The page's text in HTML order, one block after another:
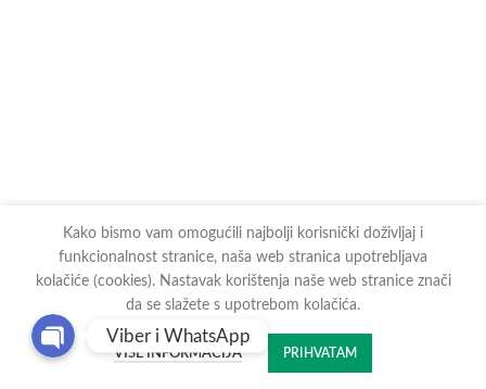
Kako bismo vam omogućili najbolji korisnički doživljaj i
funkcionalnost stranice, naša web stranica upotrebljava
kolačiće (cookies). Nastavak korištenja naše web stranice znači
da se slažete s upotrebom kolačića.
VIŠE INFORMACIJA PRIHVATAM
Viber i WhatsApp